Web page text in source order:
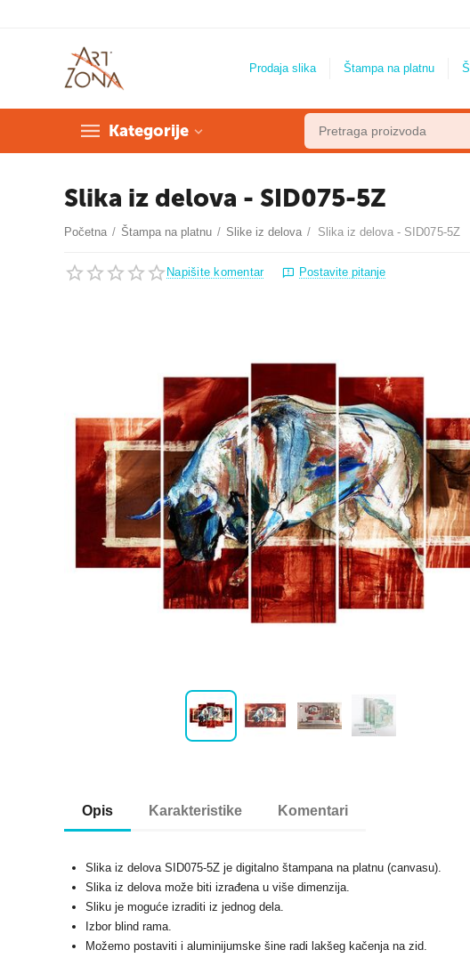
Prodaja slika Štampa na platnu
Kategorije
Slika iz delova - SID075-5Z
Početna / Štampa na platnu / Slike iz delova / Slika iz delova - SID075-5Z
Napišite komentar Postavite pitanje
Opis Karakteristike Komentari
Slika iz delova SID075-5Z je digitalno štampana na platnu (canvasu).
Slika iz delova može biti izrađena u više dimenzija.
Sliku je moguće izraditi iz jednog dela.
Izbor blind rama.
Možemo postaviti i aluminijumske šine radi lakšeg kačenja na zid.